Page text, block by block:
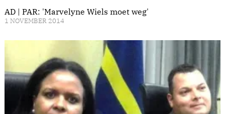
AD | PAR: 'Marvelyne Wiels moet weg'
1 NOVEMBER 2014